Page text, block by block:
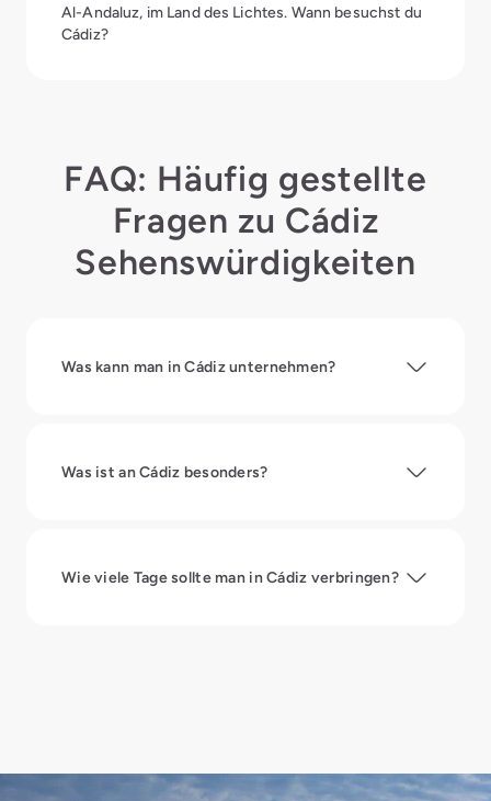
Al-Andaluz, im Land des Lichtes. Wann besuchst du
Cádiz?
FAQ: Häufig gestellte
Fragen zu Cádiz
Sehenswürdigkeiten
Was kann man in Cádiz unternehmen?
Was ist an Cádiz besonders?
Wie viele Tage sollte man in Cádiz verbringen?